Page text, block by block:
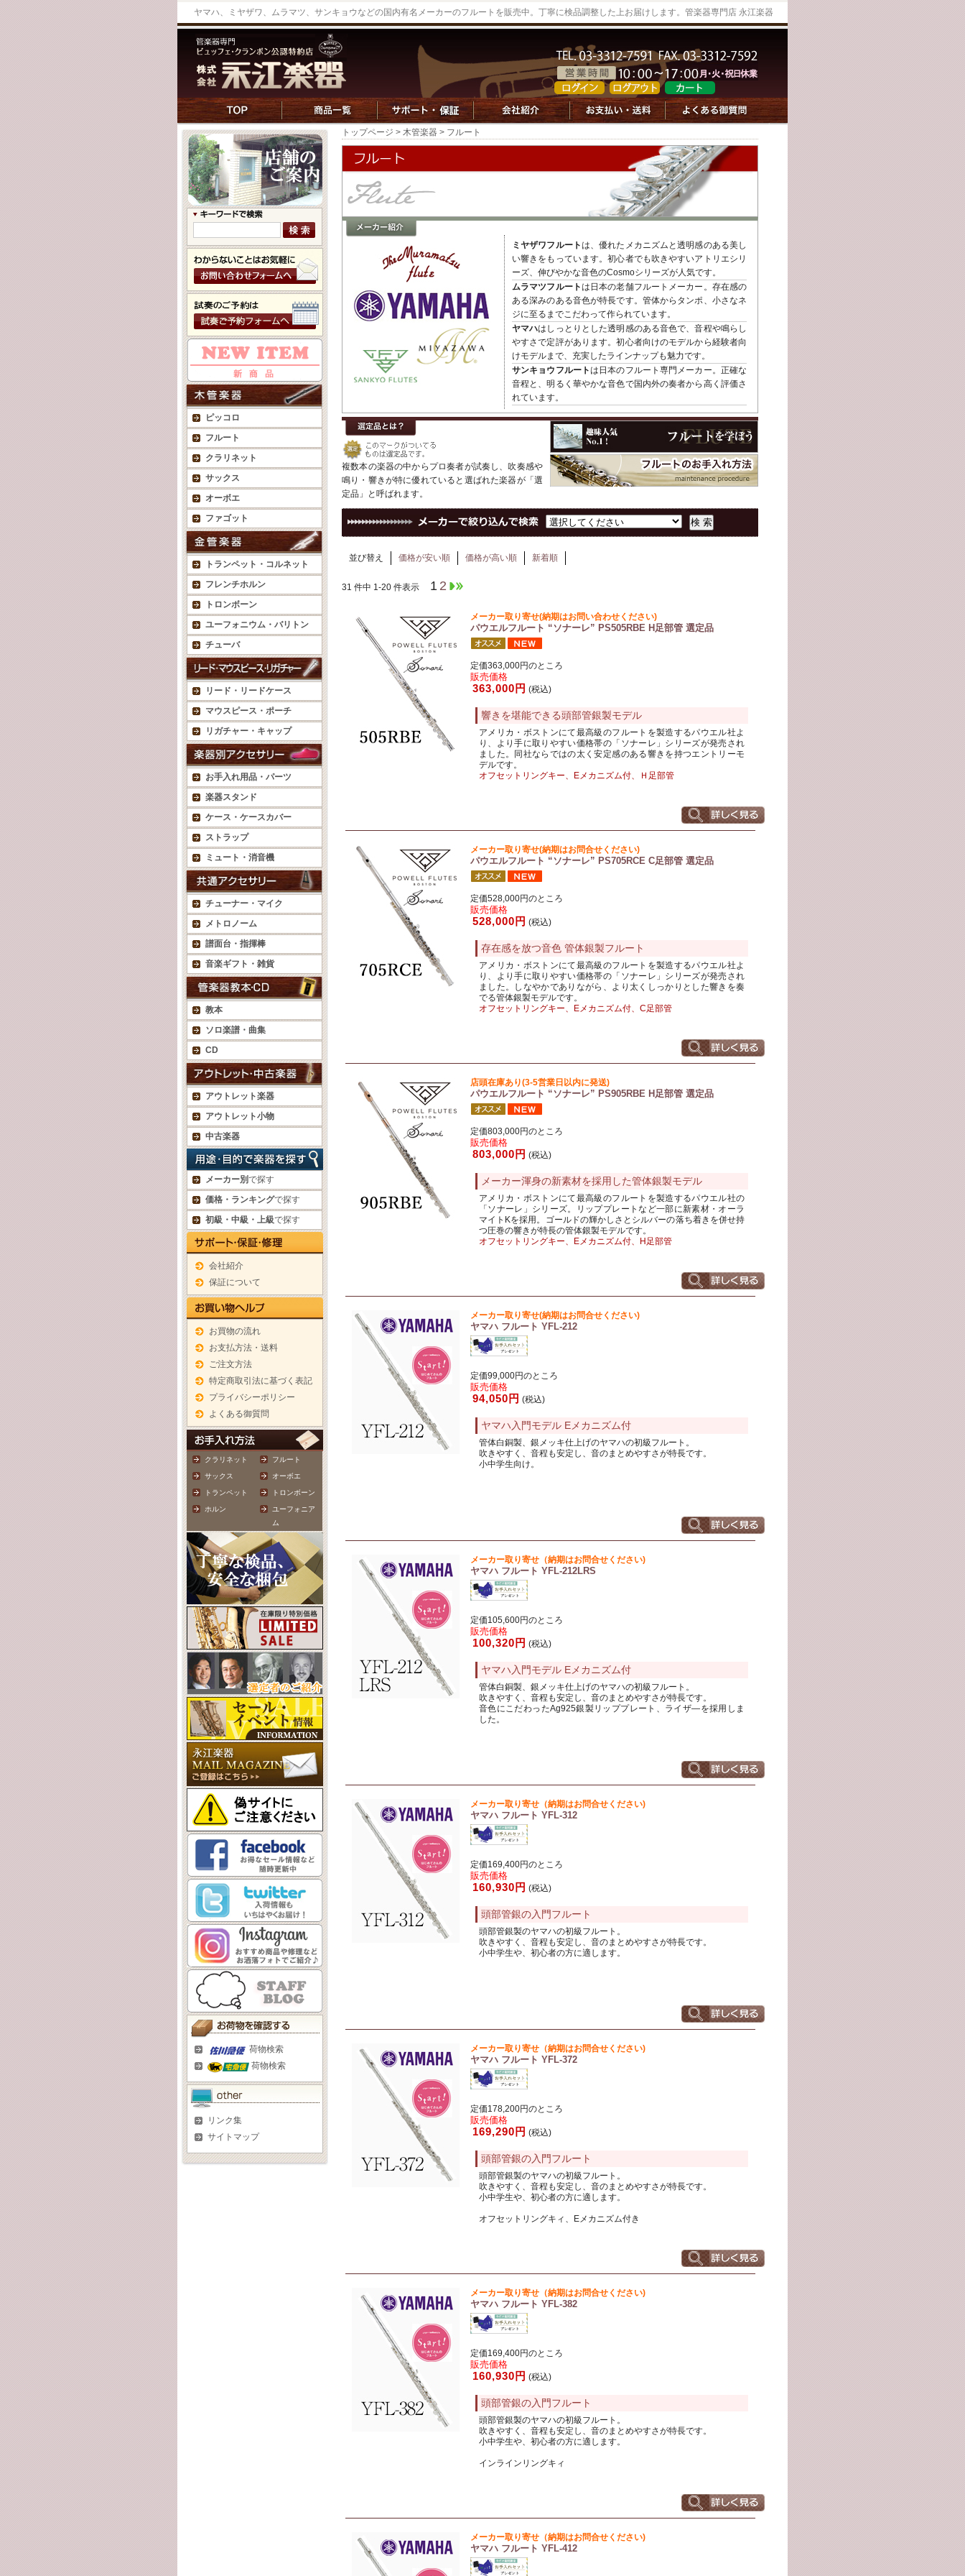
ヤマハ、ミヤザワ、ムラマツ、サンキョウなどの国内有名メーカーのフルートを販売中。丁寧に検品調整した上お届けします。管楽器専門店 永江楽器
ピッコロ
フルート
クラリネット
サックス
オーボエ
ファゴット
トランペット・コルネット
フレンチホルン
トロンボーン
ユーフォニウム・バリトン
チューバ
リード・リードケース
マウスピース・ポーチ
リガチャー・キャップ
お手入れ用品・パーツ
楽器スタンド
ケース・ケースカバー
ストラップ
ミュート・消音機
チューナー・マイク
メトロノーム
譜面台・指揮棒
音楽ギフト・雑貨
教本
ソロ楽譜・曲集
CD
アウトレット楽器
アウトレット小物
中古楽器
メーカー別で探す
価格・ランキングで探す
初級・中級・上級で探す
会社紹介
保証について
お買物の流れ
お支払方法・送料
ご注文方法
特定商取引法に基づく表記
プライバシーポリシー
よくある御質問
クラリネット フルート
サックス オーボエ
トランペット トロンボーン
ホルン
ユーフォニア
ム
荷物検索
荷物検索
リンク集
サイトマップ
トップページ > 木管楽器 > フルート
ミヤザワフルートは、優れたメカニズムと透明感のある美し
い響きをもっています。初心者でも吹きやすいアトリエシリ
ーズ、伸びやかな音色のCosmoシリーズが人気です。
ムラマツフルートは日本の老舗フルートメーカー。存在感の
ある深みのある音色が特長です。管体からタンポ、小さなネ
ジに至るまでこだわって作られています。
ヤマハはしっとりとした透明感のある音色で、音程や鳴らし
やすさで定評があります。初心者向けのモデルから経験者向
けモデルまで、充実したラインナップも魅力です。
サンキョウフルートは日本のフルート専門メーカー。正確な
音程と、明るく華やかな音色で国内外の奏者から高く評価さ
れています。
複数本の楽器の中からプロ奏者が試奏し、吹奏感や
鳴り・響きが特に優れていると選ばれた楽器が「選
定品」と呼ばれます。
並び替え 価格が安い順 価格が高い順 新着順
31 件中 1-20 件表示 1 2
メーカー取り寄せ(納期はお問い合わせください)
パウエルフルート “ソナーレ” PS505RBE H足部管 選定品
定価363,000円のところ
販売価格
363,000円 (税込)
響きを堪能できる頭部管銀製モデル
アメリカ・ボストンにて最高級のフルートを製造するパウエル社よ
り、より手に取りやすい価格帯の「ソナーレ」シリーズが発売され
ました。同社ならではの太く安定感のある響きを持つエントリーモ
デルです。
オフセットリングキー、Eメカニズム付、Ｈ足部管
メーカー取り寄せ(納期はお問合せください)
パウエルフルート “ソナーレ” PS705RCE C足部管 選定品
定価528,000円のところ
販売価格
528,000円 (税込)
存在感を放つ音色 管体銀製フルート
アメリカ・ボストンにて最高級のフルートを製造するパウエル社よ
り、より手に取りやすい価格帯の「ソナーレ」シリーズが発売され
ました。しなやかでありながら、より太くしっかりとした響きを奏
でる管体銀製モデルです。
オフセットリングキー、Eメカニズム付、C足部管
店頭在庫あり(3-5営業日以内に発送)
パウエルフルート “ソナーレ” PS905RBE H足部管 選定品
定価803,000円のところ
販売価格
803,000円 (税込)
メーカー渾身の新素材を採用した管体銀製モデル
アメリカ・ボストンにて最高級のフルートを製造するパウエル社の
「ソナーレ」シリーズ。リッププレートなど一部に新素材・オーラ
マイトKを採用。ゴールドの輝かしさとシルバーの落ち着きを併せ持
つ圧巻の響きが特長の管体銀製モデルです。
オフセットリングキー、Eメカニズム付、H足部管
メーカー取り寄せ(納期はお問合せください)
ヤマハ フルート YFL-212
定価99,000円のところ
販売価格
94,050円 (税込)
ヤマハ入門モデル Eメカニズム付
管体白銅製、銀メッキ仕上げのヤマハの初級フルート。
吹きやすく、音程も安定し、音のまとめやすさが特長です。
小中学生向け。
メーカー取り寄せ（納期はお問合せください)
ヤマハ フルート YFL-212LRS
定価105,600円のところ
販売価格
100,320円 (税込)
ヤマハ入門モデル Eメカニズム付
管体白銅製、銀メッキ仕上げのヤマハの初級フルート。
吹きやすく、音程も安定し、音のまとめやすさが特長です。
音色にこだわったAg925銀製リッププレート、ライザ―を採用しま
した。
メーカー取り寄せ（納期はお問合せください)
ヤマハ フルート YFL-312
定価169,400円のところ
販売価格
160,930円 (税込)
頭部管銀の入門フルート
頭部管銀製のヤマハの初級フルート。
吹きやすく、音程も安定し、音のまとめやすさが特長です。
小中学生や、初心者の方に適します。
メーカー取り寄せ（納期はお問合せください)
ヤマハ フルート YFL-372
定価178,200円のところ
販売価格
169,290円 (税込)
頭部管銀の入門フルート
頭部管銀製のヤマハの初級フルート。
吹きやすく、音程も安定し、音のまとめやすさが特長です。
小中学生や、初心者の方に適します。
オフセットリングキィ、Eメカニズム付き
メーカー取り寄せ（納期はお問合せください)
ヤマハ フルート YFL-382
定価169,400円のところ
販売価格
160,930円 (税込)
頭部管銀の入門フルート
頭部管銀製のヤマハの初級フルート。
吹きやすく、音程も安定し、音のまとめやすさが特長です。
小中学生や、初心者の方に適します。
インラインリングキィ
メーカー取り寄せ（納期はお問合せください)
ヤマハ フルート YFL-412